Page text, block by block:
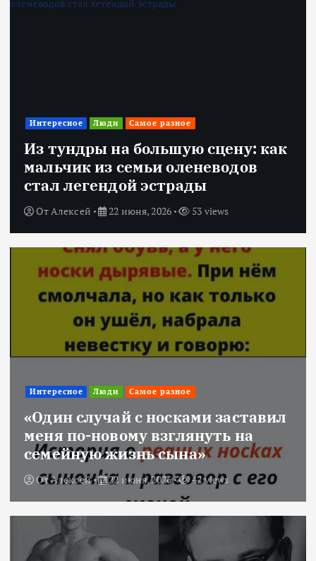
Интересное Люди Самое разное
Из тундры на большую сцену: как
мальчик из семьи оленеводов
стал легендой эстрады
ОтАлексей 22 июня, 2026 53 views
Интересное Люди Самое разное
«Один случай с носками заставил
меня по-новому взглянуть на
семейную жизнь сына»
ОтАлексей 22 июня, 2026 42 views